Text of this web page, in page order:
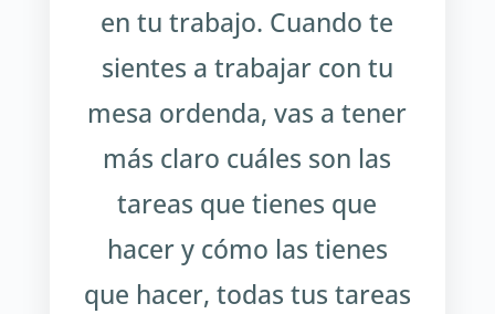
en tu trabajo. Cuando te
sientes a trabajar con tu
mesa ordenda, vas a tener
más claro cuáles son las
tareas que tienes que
hacer y cómo las tienes
que hacer, todas tus tareas